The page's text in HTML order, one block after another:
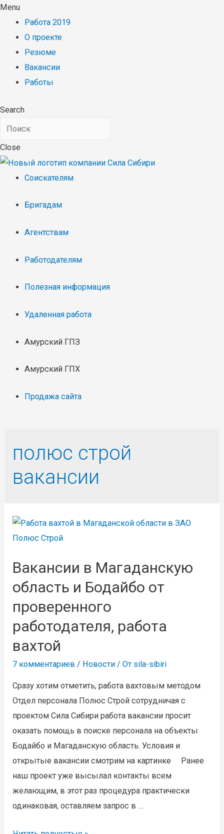
Menu
Работа 2019
О проекте
Резюме
Вакансии
Работы
Search
Close
Соискателям
Бригадам
Агентствам
Работодателям
Полезная информация
Удаленная работа
Амурский ГПЗ
Амурский ГПХ
Продажа сайта
полюс строй
вакансии
Вакансии в Магаданскую
область и Бодайбо от
проверенного
работодателя, работа
вахтой
7 комментариев / Новости / От sila-sibiri
Сразу хотим отметить, работа вахтовым методом
Отдел персонала Полюс Строй сотрудничая с
проектом Сила Сибири работа вакансии просит
оказать помощь в поиске персонала на объекты
Бодайбо и Магаданскую область. Условия и
открытые вакансии смотрим на картинке Ранее
наш проект уже высылал контакты всем
желающим, в этот раз процедура практически
одинаковая, оставляем запрос в …